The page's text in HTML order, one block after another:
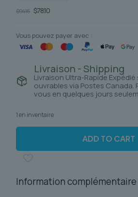
$94.16 Le
était :
$94.16.
$78.10Le
est :
$78.10.
Vous pouvez payer avec :
Livraison - Shipping
Livraison Ultra-Rapide
ouvrables via Postes Canada.
vous en quelques jours
1 en inventaire
ADD TO CART
Information complémentaire